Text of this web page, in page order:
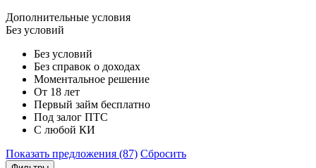
Дополнительные условия
Без условий
Без условий
Без справок о доходах
Моментальное решение
От 18 лет
Первый займ бесплатно
Под залог ПТС
С любой КИ
Показать предложения (87) Сбросить